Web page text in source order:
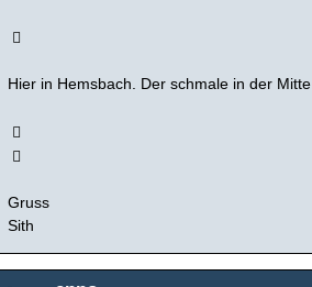
Hier in Hemsbach. Der schmale in der Mitte
Gruss
Sith